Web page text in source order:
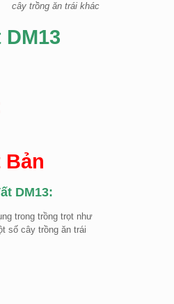
cây trồng ăn trái khác
Bản
DM13:
trong trồng trọt như
số cây trồng ăn trái